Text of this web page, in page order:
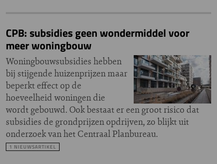
CPB: subsidies geen wondermiddel voor
meer woningbouw
Woningbouwsubsidies hebben
bij stijgende huizenprijzen maar
beperkt effect op de
hoeveelheid woningen die
wordt gebouwd. Ook bestaat er een groot risico dat
subsidies de grondprijzen opdrijven, zo blijkt uit
onderzoek van het Centraal Planbureau.
1 NIEUWSARTIKEL